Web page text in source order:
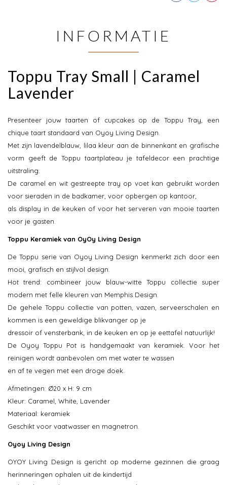
INFORMATIE
Toppu Tray Small | Caramel
Lavender
Presenteer jouw taarten of cupcakes op de Toppu Tray, een
chique taart standaard van Oyoy Living Design.
Met zijn lavendelblauw, lilaa kleur aan de binnenkant en grafische
vorm geeft de Toppu taartplateau je tafeldecor een prachtige
uitstraling.
De caramel en wit gestreepte tray op voet kan gebruikt worden
voor sieraden in de badkamer, voor opbergen op kantoor,
als display in de keuken of voor het serveren van mooie taarten
voor je gasten.
Toppu Keramiek van OyOy Living Design
De Toppu serie van Oyoy Living Design kenmerkt zich door een
mooi, grafisch en stijlvol design.
Hot trend: combineer jouw blauw-witte Toppu collectie super
modern met felle kleuren van Memphis Design.
De gehele Toppu collectie van potten, vazen, serveerschalen en
kommen is een geweldige blikvanger op je
dressoir of vensterbank, in de keuken en op je eettafel natuurlijk!
De Oyoy Toppu Pot is handgemaakt van keramiek. Voor het
reinigen wordt aanbevolen om met water te wassen
en af te vegen met een droge doek.
Afmetingen: Ø20 x H: 9 cm
Kleur: Caramel, White, Lavender
Materiaal: keramiek
Geschikt voor vaatwasser en magnetron.
Oyoy Living Design
OYOY Living Design is gericht op moderne gezinnen die graag
herinneringen ophalen uit de kindertijd